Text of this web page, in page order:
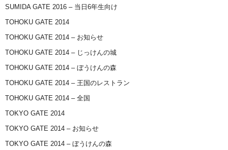
SUMIDA GATE 2016 – 当日6年生向け
TOHOKU GATE 2014
TOHOKU GATE 2014 – お知らせ
TOHOKU GATE 2014 – じっけんの城
TOHOKU GATE 2014 – ぼうけんの森
TOHOKU GATE 2014 – 王国のレストラン
TOHOKU GATE 2014 – 全国
TOKYO GATE 2014
TOKYO GATE 2014 – お知らせ
TOKYO GATE 2014 – ぼうけんの森